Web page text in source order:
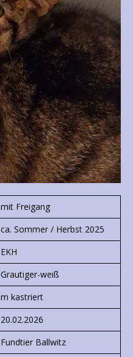
mit Freigang
ca. Sommer / Herbst 2025
EKH
Grautiger-weiß
m kastriert
20.02.2026
Fundtier Ballwitz